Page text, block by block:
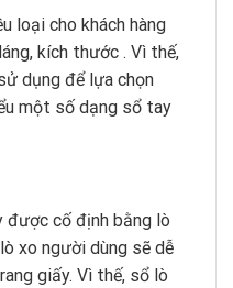
loại cho khách hàng
kích thước . Vì thế,
dụng để lựa chọn
một số dạng sổ tay
được cố định bằng lò
xo người dùng sẽ dễ
giấy. Vì thế, sổ lò